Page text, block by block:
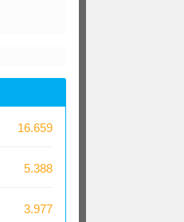
16.659
5.388
3.977